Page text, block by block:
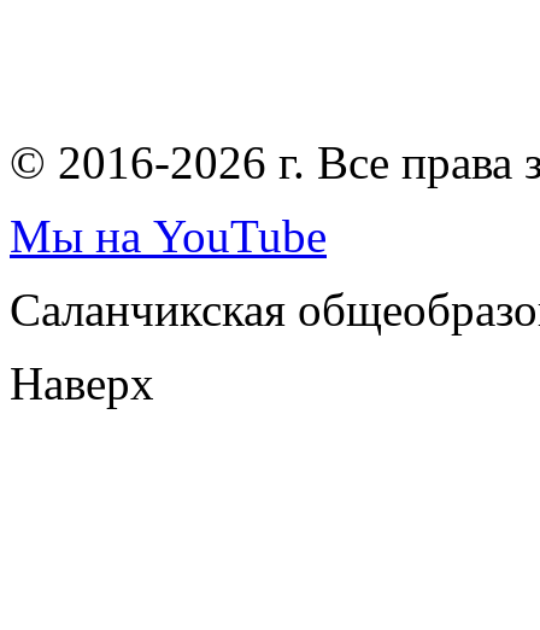
© 2016-2026 г. Все
Мы на YouTube
Саланчикская
Наверх